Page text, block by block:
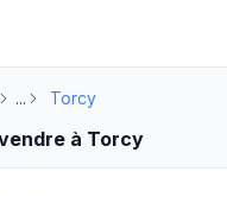
... Torcy
à Torcy